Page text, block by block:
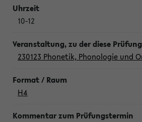
10-12
230123 Phonetik, Phonologie und
H4